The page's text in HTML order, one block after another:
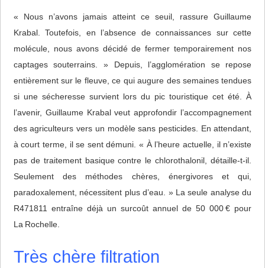
« Nous n’avons jamais atteint ce seuil, rassure Guillaume
Krabal. Toutefois, en l’absence de connaissances sur cette
molécule, nous avons décidé de fermer temporairement nos
captages souterrains. » Depuis, l’agglomération se repose
entièrement sur le fleuve, ce qui augure des semaines tendues
si une sécheresse survient lors du pic touristique cet été. À
l’avenir, Guillaume Krabal veut approfondir l’accompagnement
des agriculteurs vers un modèle sans pesticides. En attendant,
à court terme, il se sent démuni. « À l’heure actuelle, il n’existe
pas de traitement basique contre le chlorothalonil, détaille-t-il.
Seulement des méthodes chères, énergivores et qui,
paradoxalement, nécessitent plus d’eau. » La seule analyse du
R471811 entraîne déjà un surcoût annuel de 50 000 € pour
La Rochelle.
Très chère filtration